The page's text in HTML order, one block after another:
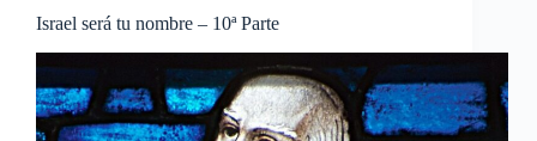
Israel será tu nombre – 10ª Parte